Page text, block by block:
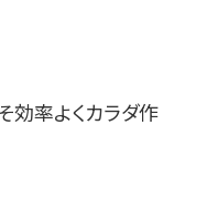
効率よくカラダ作